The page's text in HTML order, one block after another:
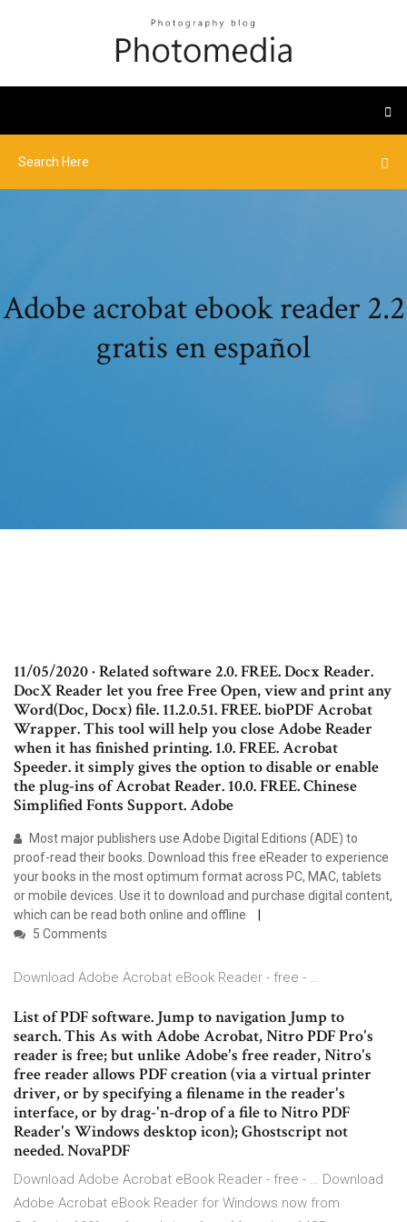
Adobe acrobat ebook reader 2.2
gratis en español
11/05/2020 · Related software 2.0. FREE. Docx Reader.
DocX Reader let you free Free Open, view and print any
Word(Doc, Docx) file. 11.2.0.51. FREE. bioPDF Acrobat
Wrapper. This tool will help you close Adobe Reader
when it has finished printing. 1.0. FREE. Acrobat
Speeder. it simply gives the option to disable or enable
the plug-ins of Acrobat Reader. 10.0. FREE. Chinese
Simplified Fonts Support. Adobe
Most major publishers use Adobe Digital Editions (ADE) to
proof-read their books. Download this free eReader to experience
your books in the most optimum format across PC, MAC, tablets
or mobile devices. Use it to download and purchase digital content,
which can be read both online and offline
5 Comments
Download Adobe Acrobat eBook Reader - free - …
List of PDF software. Jump to navigation Jump to
search. This As with Adobe Acrobat, Nitro PDF Pro's
reader is free; but unlike Adobe's free reader, Nitro's
free reader allows PDF creation (via a virtual printer
driver, or by specifying a filename in the reader's
interface, or by drag-'n-drop of a file to Nitro PDF
Reader's Windows desktop icon); Ghostscript not
needed. NovaPDF
Download Adobe Acrobat eBook Reader - free - … Download
Adobe Acrobat eBook Reader for Windows now from